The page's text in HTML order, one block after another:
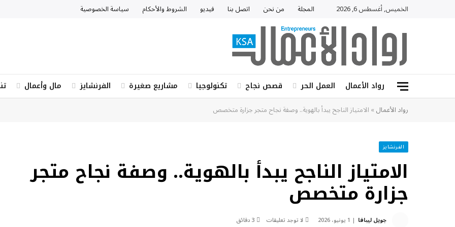
الخميس, أغسطس 6, 2026 المجلة من نحن اتصل بنا فيديو الشروط والأحكام سياسة الخصوصية
رواد الأعمال العمل الحر قصص نجاح تكنولوجيا مشاريع صغيرة الفرنشايز مال وأعمال
رواد الأعمال»الامتياز الناجح يبدأ بالهوية.. وصفة نجاح متجر جزارة متخصص
الفرنشايز
الامتياز الناجح يبدأ بالهوية.. وصفة نجاح متجر
جزارة متخصص
جويل ليبافا 1 يونيو، 2026 لا توجد تعليقات 3 دقائق